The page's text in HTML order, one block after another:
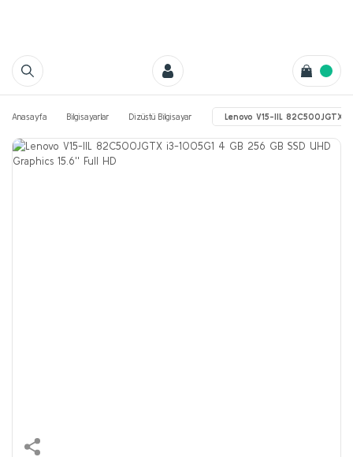
Anasayfa Bilgisayarlar Dizüstü Bilgisayar Lenovo V15-IIL 82C500JGTX